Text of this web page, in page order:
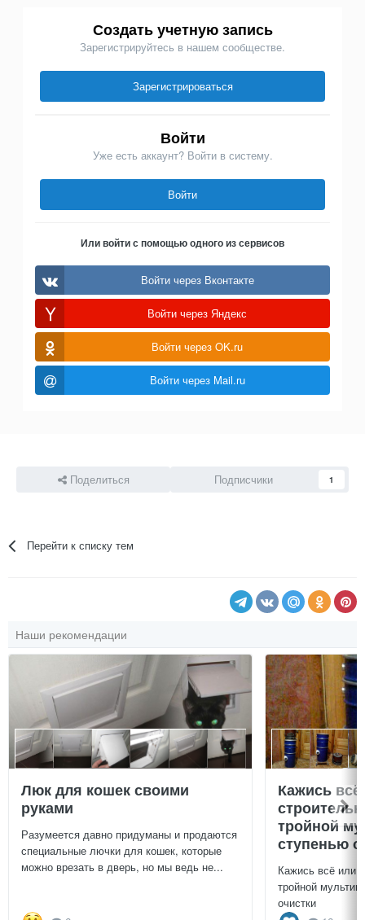
Создать учетную запись
Зарегистрируйтесь в нашем сообществе.
Зарегистрироваться
Войти
Уже есть аккаунт? Войти в систему.
Войти
Или войти с помощью одного из сервисов
Войти через Вконтакте
Войти через Яндекс
Войти через OK.ru
Войти через Mail.ru
Поделиться Подписчики 1
Перейти к списку тем
Наши рекомендации
Люк для кошек своими
руками
Разумеется давно придуманы и продаются
специальные лючки для кошек, которые
можно врезать в дверь, но мы ведь не...
Кажись
тройной
ступенью
Кажись всё или
тройной
очистки